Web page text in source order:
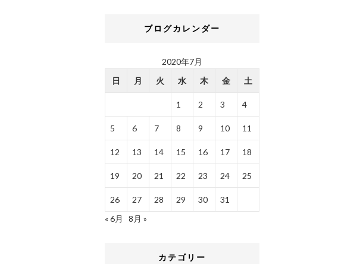
ブログカレンダー
2020年7月
日
月 火 水 木 金 土
1 2 3 4
5 6 7 8 9 10 11
12 13 14 15 16 17 18
19 20 21 22 23 24 25
26 27 28 29 30
31
« 6月
8月 »
カテゴリー